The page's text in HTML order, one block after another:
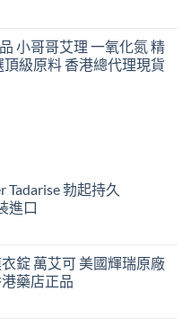
小哥哥艾理 一氧化氮 精
級原料 香港總代理現貨
Tadarise 勃起持久
進口
錠 萬艾可 美國輝瑞原廠
藥店正品